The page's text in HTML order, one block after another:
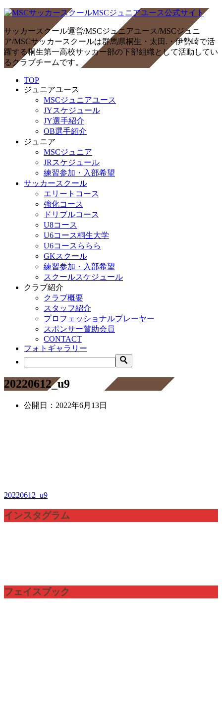
サッカースクール運営/MSCジュニアユース/MSCジュニ
ア/MSCサッカースクールは群馬県桐生・太田.・伊勢崎で活
躍する桐生第一高校サッカー部の下部組織として活動してい
るクラブチームです。
TOP
ジュニアユース
MSCジュニアユース
JYスケジュール
JY選手紹介
OB選手紹介
ジュニア
MSCジュニア
JRスケジュール
練習参加・入部希望
サッカースクール
エリートコース
強化コース
ドリブルコース
U8コース
U6コース桐生大学
U6コースららら
GKスクール
練習参加・入部希望
スクールスケジュール
クラブ紹介
クラブ概要
スタッフ紹介
プロフェッショナルプレーヤー
スポンサー賛助会員
CONTACT
フォトギャラリー
20220612_u9
公開日： 2022年6月13日
投
稿
シ
20220612_u9
インスタグラム
フェイスブック